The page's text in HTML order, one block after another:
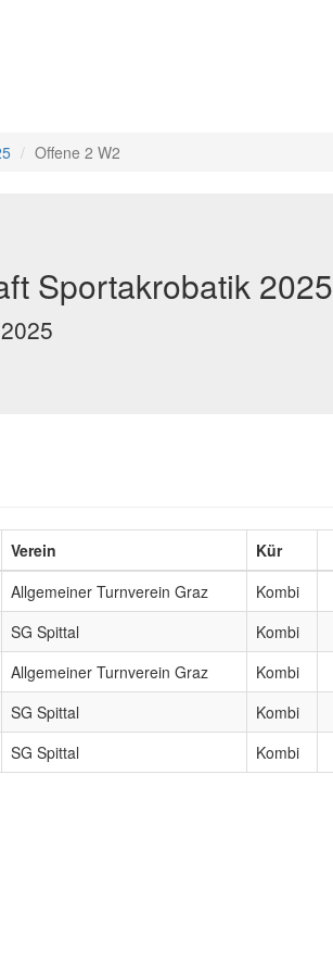
Offene 2 W2
Sportakrobatik 2025
Verein Kür
Allgemeiner Turnverein Graz Kombi
SG Spittal Kombi
Allgemeiner Turnverein Graz Kombi
SG Spittal Kombi
SG Spittal Kombi